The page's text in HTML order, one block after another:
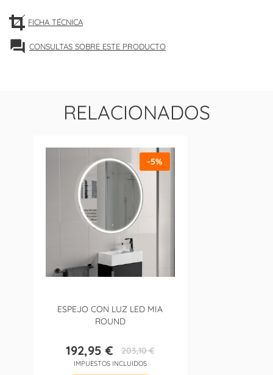
FICHA TÉCNICA
forum CONSULTAS SOBRE ESTE PRODUCTO
RELACIONADOS
ESPEJO CON LUZ LED MIA
ROUND
Precio
192,95 €Precio
base
203,10 €
IMPUESTOS INCLUIDOS
-5%